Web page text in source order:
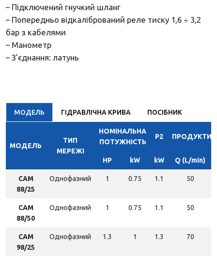
– Підключений гнучкий шланг
– Попередньо відкалібрований реле тиску 1,6 ÷ 3,2
бар з кабелями
– Манометр
– З’єднання: латунь
МОДЕЛЬ ГІДРАВЛІЧНА КРИВА ПОСІБНИК
МОДЕЛЬ
ТИП
МЕРЕЖІ
НОМІНАЛЬНА
ПОТУЖНІСТЬ
P2
HP kW kW Q (L/min)
CAM
88/25
Однофазний 1 0.75 1.1 50
CAM
88/50
Однофазний 1 0.75 1.1 50
CAM
98/25
Однофазний 1.3 1 1.3 70